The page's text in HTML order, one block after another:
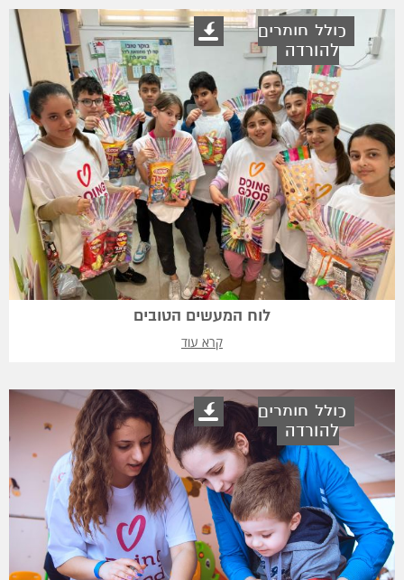
כולל חומרים
להורדה
לוח המעשים הטובים
קרא עוד
כולל חומרים
להורדה